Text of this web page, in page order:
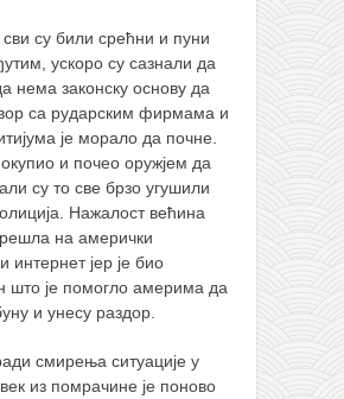
сви су били срећни и пуни
ускоро су сазнали да
нема законску основу да
са рударским фирмама и
је морало да почне.
и почео оружјем да
су то све брзо угушили
Нажалост већина
на амерички
интернет јер је био
што је помогло америма да
и унесу раздор.
смирења ситуације у
из помрачине је поново